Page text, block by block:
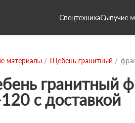
СпецтехникаСыпучие
материалы Щебень гранитный
гранитный
с доставкой